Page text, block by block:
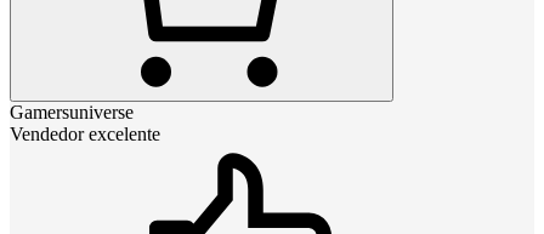
Gamersuniverse
Vendedor excelente